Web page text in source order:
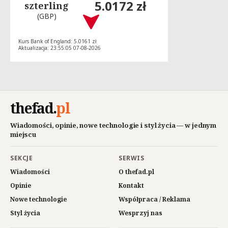
szterling
(GBP)
5.0172 zł
Kurs Bank of England: 5.0161 zł
Aktualizacja: 23:55:05 07-08-2026
thefad.pl
Wiadomości, opinie, nowe technologie i styl życia — w jednym
miejscu
SEKCJE
Wiadomości
Opinie
Nowe technologie
Styl życia
SERWIS
O thefad.pl
Kontakt
Współpraca / Reklama
Wesprzyj nas